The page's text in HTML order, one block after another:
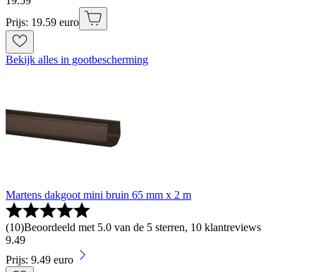
Prijs: 19.59 euro
Bekijk alles in gootbescherming
Martens dakgoot mini bruin 65 mm x 2 m
(10)Beoordeeld met 5.0 van de 5 sterren, 10 klantreviews
9.49
Prijs: 9.49 euro